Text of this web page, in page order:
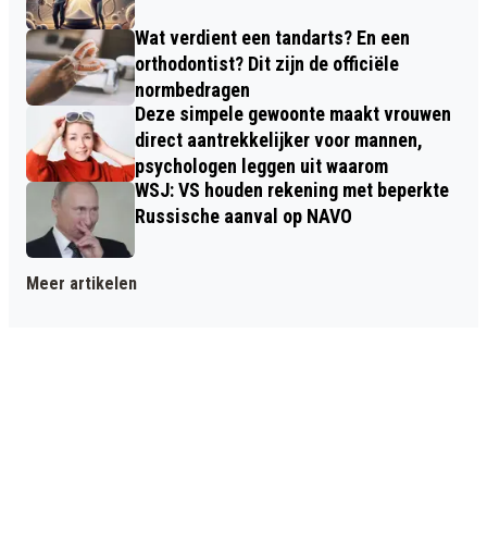
Wat verdient een tandarts? En een
orthodontist? Dit zijn de officiële
normbedragen
Deze simpele gewoonte maakt vrouwen
direct aantrekkelijker voor mannen,
psychologen leggen uit waarom
WSJ: VS houden rekening met beperkte
Russische aanval op NAVO
Meer artikelen